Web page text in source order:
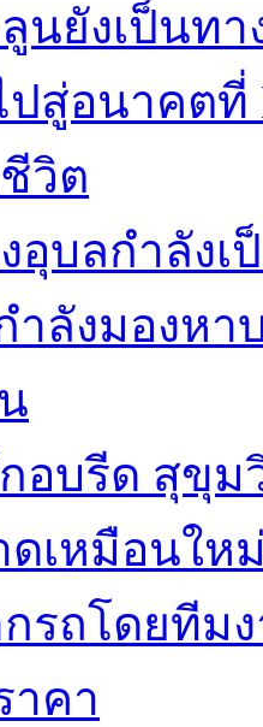
นยังเป็นทา
ปสู่อนาคตที่
วิต
อุบลกำลัง
ลังมองหา
อบรีด สุขุ
เหมือนให
รถโดยทีม
าคา